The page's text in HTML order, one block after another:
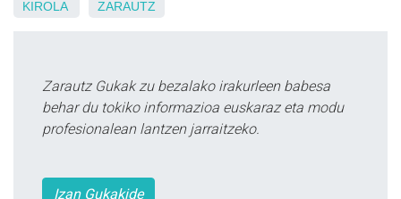
KIROLA ZARAUTZ
Zarautz Gukak zu bezalako irakurleen babesa
behar du tokiko informazioa euskaraz eta modu
profesionalean lantzen jarraitzeko.
Izan Gukakide